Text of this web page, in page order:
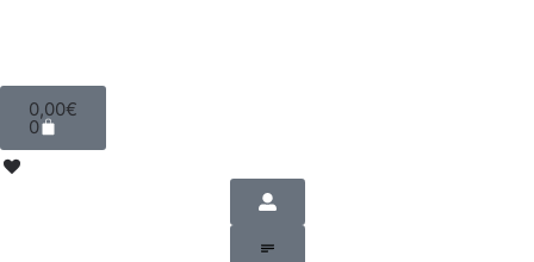
0,00€
0